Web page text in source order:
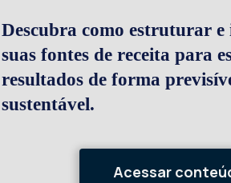
Descubra como estruturar
suas fontes de receita para
resultados de forma
sustentável.
Acessar